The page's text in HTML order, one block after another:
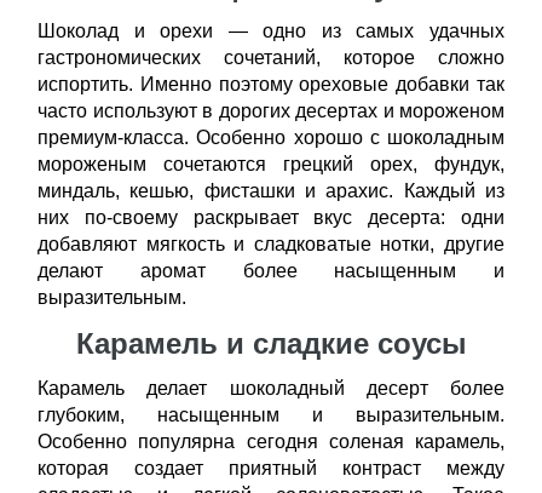
Шоколад и орехи — одно из самых удачных
гастрономических сочетаний, которое сложно
испортить. Именно поэтому ореховые добавки так
часто используют в дорогих десертах и мороженом
премиум-класса. Особенно хорошо с шоколадным
мороженым сочетаются грецкий орех, фундук,
миндаль, кешью, фисташки и арахис. Каждый из
них по-своему раскрывает вкус десерта: одни
добавляют мягкость и сладковатые нотки, другие
делают аромат более насыщенным и
выразительным.
Карамель и сладкие соусы
Карамель делает шоколадный десерт более
глубоким, насыщенным и выразительным.
Особенно популярна сегодня соленая карамель,
которая создает приятный контраст между